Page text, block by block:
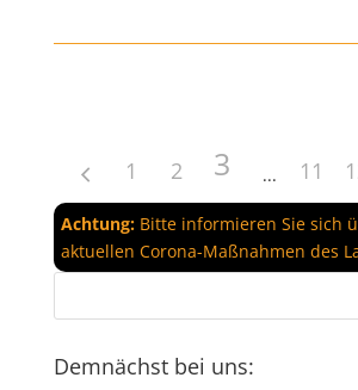
1 2 3 11
Achtung:Bitte informieren Sie sich
aktuellen Corona-Maßnahmen des
Demnächst bei uns: